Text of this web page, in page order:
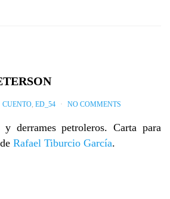
CUENTO, ED_54 NO COMMENTS
y derrames petroleros. Carta para
Rafael Tiburcio García.